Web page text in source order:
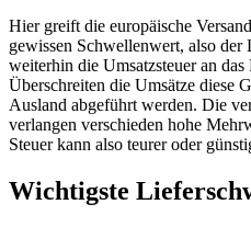
Hier greift die europäische
gewissen Schwellenwert, also
weiterhin die Umsatzsteuer an
Überschreiten die Umsätze diese
Ausland abgeführt werden. Die
verlangen verschieden hohe
Steuer kann also teurer oder
Wichtigste